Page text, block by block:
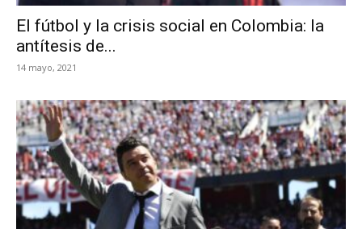
El fútbol y la crisis social en Colombia: la
antítesis de...
14 mayo, 2021